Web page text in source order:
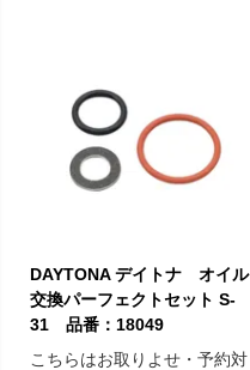
DAYTONA デイトナ オイル
交換パーフェクトセット S-
31 品番：18049
こちらはお取りよせ・予約対